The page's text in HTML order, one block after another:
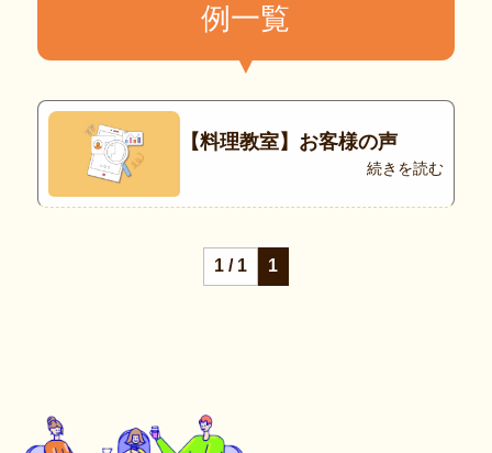
例一覧
【料理教室】お客様の声
続きを読む
1 / 1 1